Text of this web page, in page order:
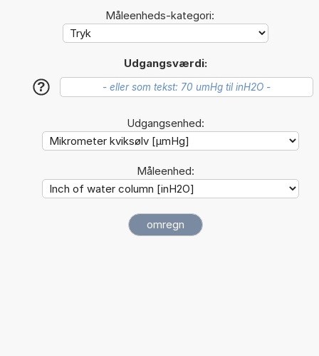
Måleenheds-kategori:
Udgangsværdi:
?
Udgangsenhed:
Måleenhed: